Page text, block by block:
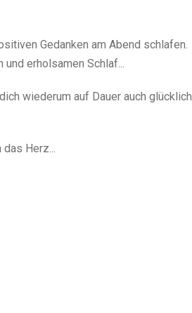
Gedanken am Abend schlafen.
erholsamen Schlaf...
wiederum auf Dauer auch glücklich
Herz...